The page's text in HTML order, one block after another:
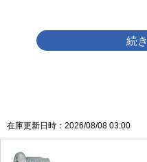
在庫更新日時：2026/08/08 03:00